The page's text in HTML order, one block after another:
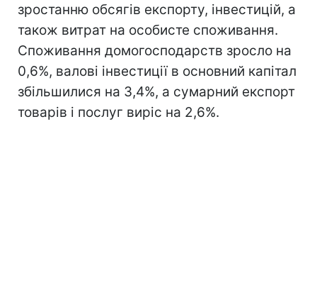
зростанню обсягів експорту, інвестицій, а
також витрат на особисте споживання.
Споживання домогосподарств зросло на
0,6%, валові інвестиції в основний капітал
збільшилися на 3,4%, а сумарний експорт
товарів і послуг виріс на 2,6%.